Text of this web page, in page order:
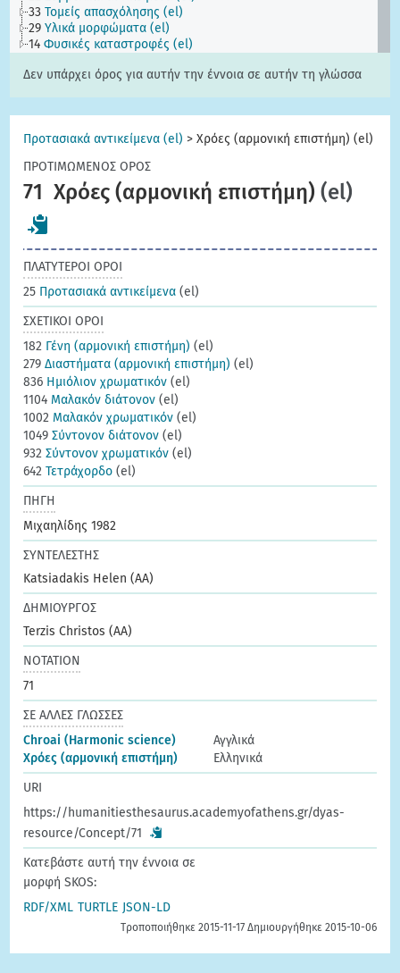
33 Τομείς απασχόλησης (el)
29 Υλικά μορφώματα (el)
14 Φυσικές καταστροφές (el)
Δεν υπάρχει όρος για αυτήν την έννοια σε αυτήν τη γλώσσα
Προτασιακά αντικείμενα (el) >Χρόες (αρμονική επιστήμη) (el)
ΠΡΟΤΙΜΩΜΕΝΟΣ ΟΡΟΣ
71 Χρόες (αρμονική επιστήμη) (el)
ΠΛΑΤΥΤΕΡΟΙ ΟΡΟΙ
25 Προτασιακά αντικείμενα (el)
ΣΧΕΤΙΚΟΙ ΟΡΟΙ
182 Γένη (αρμονική επιστήμη) (el)
279Διαστήματα (αρμονική επιστήμη) (el)
836 Ημιόλιον χρωματικόν (el)
1104 Μαλακόν διάτονον (el)
1002 Μαλακόν χρωματικόν (el)
1049Σύντονον διάτονον (el)
932Σύντονον χρωματικόν (el)
642Τετράχορδο (el)
ΠΗΓΗ
Μιχαηλίδης 1982
ΣΥΝΤΕΛΕΣΤΗΣ
Katsiadakis Helen (AA)
ΔΗΜΙΟΥΡΓΟΣ
Terzis Christos (AA)
ΝΟΤΑΤΙΟΝ
71
ΣΕ ΑΛΛΕΣ ΓΛΩΣΣΕΣ
Chroai (Harmonic science)
Αγγλικά
Χρόες (αρμονική επιστήμη)
Ελληνικά
URI
https://humanitiesthesaurus.academyofathens.gr/dyas-
resource/Concept/71
Κατεβάστε αυτή την έννοια σε
μορφή SKOS:
RDF/XML TURTLE JSON-LD
Τροποποιήθηκε 2015-11-17 Δημιουργήθηκε 2015-10-06